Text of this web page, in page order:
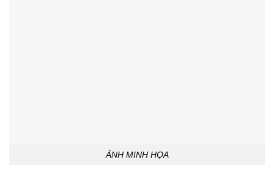
ẢNH MINH HỌA